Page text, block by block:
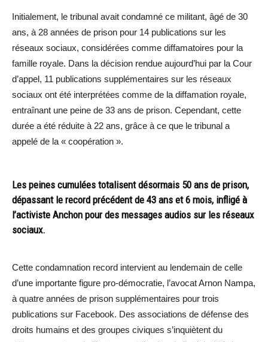
Initialement, le tribunal avait condamné ce militant, âgé de 30
ans, à 28 années de prison pour 14 publications sur les
réseaux sociaux, considérées comme diffamatoires pour la
famille royale. Dans la décision rendue aujourd’hui par la Cour
d’appel, 11 publications supplémentaires sur les réseaux
sociaux ont été interprétées comme de la diffamation royale,
entraînant une peine de 33 ans de prison. Cependant, cette
durée a été réduite à 22 ans, grâce à ce que le tribunal a
appelé de la « coopération ».
Les peines cumulées totalisent désormais 50 ans de prison,
dépassant le record précédent de 43 ans et 6 mois, infligé à
l’activiste Anchon pour des messages audios sur les réseaux
sociaux.
Cette condamnation record intervient au lendemain de celle
d’une importante figure pro-démocratie, l’avocat Arnon Nampa,
à quatre années de prison supplémentaires pour trois
publications sur Facebook. Des associations de défense des
droits humains et des groupes civiques s’inquiètent du